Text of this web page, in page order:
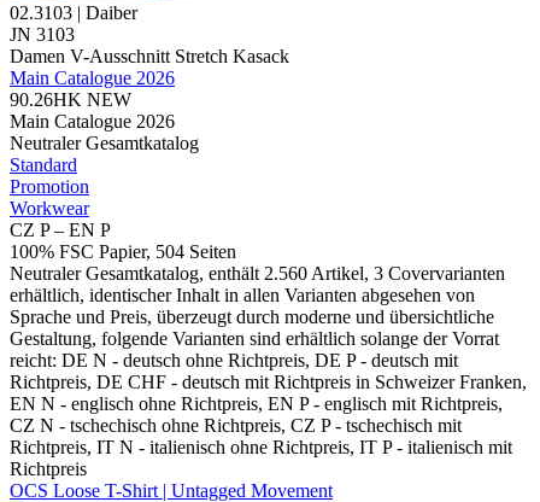
02.3103 | Daiber
JN 3103
Damen V-Ausschnitt Stretch Kasack
Main Catalogue 2026
90.26HK NEW
Main Catalogue 2026
Neutraler Gesamtkatalog
Standard
Promotion
Workwear
CZ P – EN P
100% FSC Papier, 504 Seiten
Neutraler Gesamtkatalog, enthält 2.560 Artikel, 3 Covervarianten
erhältlich, identischer Inhalt in allen Varianten abgesehen von
Sprache und Preis, überzeugt durch moderne und übersichtliche
Gestaltung, folgende Varianten sind erhältlich solange der Vorrat
reicht: DE N - deutsch ohne Richtpreis, DE P - deutsch mit
Richtpreis, DE CHF - deutsch mit Richtpreis in Schweizer Franken,
EN N - englisch ohne Richtpreis, EN P - englisch mit Richtpreis,
CZ N - tschechisch ohne Richtpreis, CZ P - tschechisch mit
Richtpreis, IT N - italienisch ohne Richtpreis, IT P - italienisch mit
Richtpreis
OCS Loose T-Shirt | Untagged Movement